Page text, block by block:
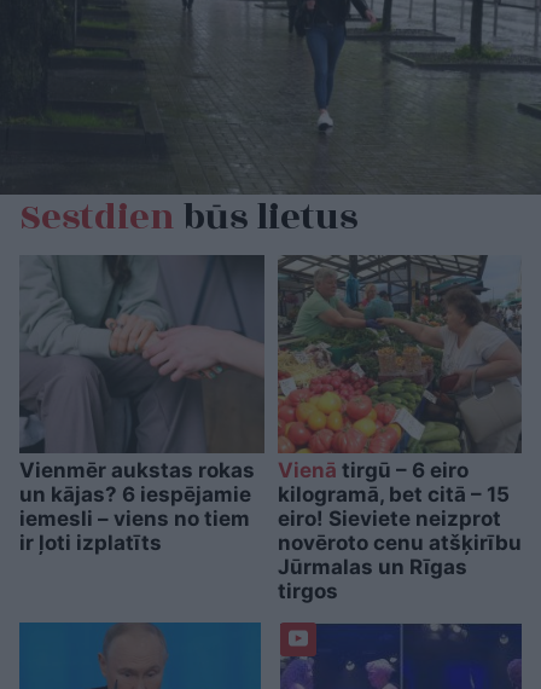
Sestdienbūs lietus
Vienmēr aukstas rokas
un kājas? 6 iespējamie
iemesli – viens no tiem
ir ļoti izplatīts
Vienā tirgū – 6 eiro
kilogramā, bet citā – 15
eiro! Sieviete neizprot
novēroto cenu atšķirību
Jūrmalas un Rīgas
tirgos